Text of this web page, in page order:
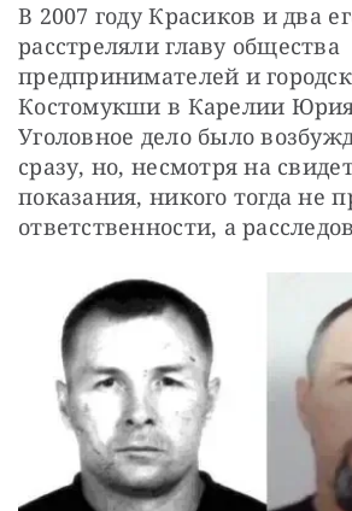
В 2007 году Красиков и два
расстреляли главу общества
предпринимателей и
Костомукши в Карелии
Уголовное дело было
сразу, но, несмотря на
показания, никого тогда не
ответственности, а